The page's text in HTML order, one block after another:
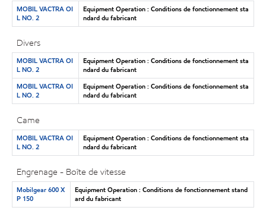
MOBIL VACTRA OI
L NO. 2
Equipment Operation : Conditions de fonctionnement sta
ndard du fabricant
Divers
MOBIL VACTRA OI
L NO. 2
Equipment Operation : Conditions de fonctionnement sta
ndard du fabricant
MOBIL VACTRA OI
L NO. 2
Equipment Operation : Conditions de fonctionnement sta
ndard du fabricant
Came
MOBIL VACTRA OI
L NO. 2
Equipment Operation : Conditions de fonctionnement sta
ndard du fabricant
Engrenage - Boîte de vitesse
Mobilgear 600 X
P 150
Equipment Operation : Conditions de fonctionnement stand
ard du fabricant